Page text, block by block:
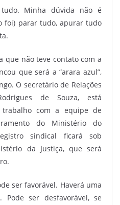
Minha dúvida não é
foi) parar tudo, apurar tudo
que não teve contato com a
que será a “arara azul”,
O secretário de Relações
de Souza, está
com a equipe de
do Ministério do
sindical ficará sob
da Justiça, que será
ser favorável. Haverá uma
Pode ser desfavorável, se